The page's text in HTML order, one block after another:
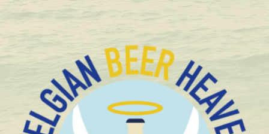
Compact en stevig verpakt
Brouwerij De Dochter
Van De Korenaar